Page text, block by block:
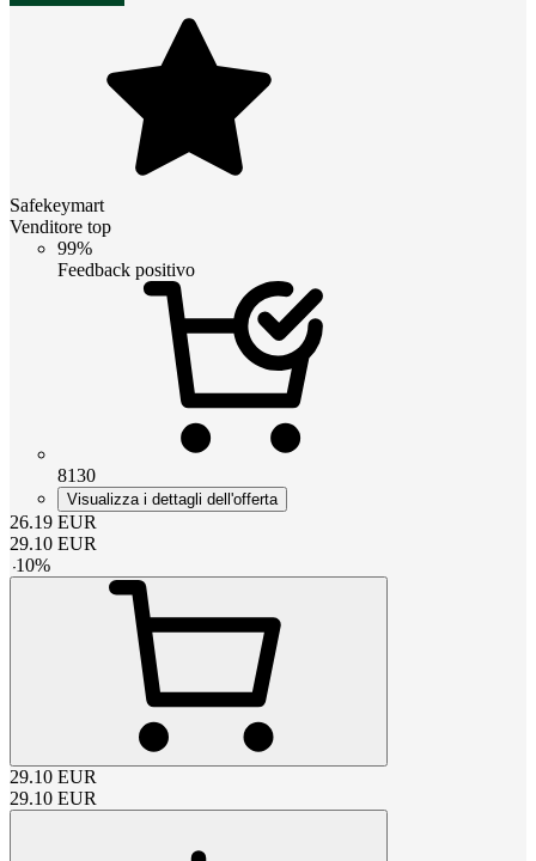
Safekeymart
Venditore top
99%
Feedback positivo
8130
Visualizza i dettagli dell'offerta
26.19 EUR
29.10 EUR
-10%
29.10 EUR
29.10 EUR